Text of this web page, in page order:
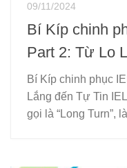
09/11/2024
Bí Kíp chinh
Part 2: Từ Lo
Bí Kíp chinh phục
Lắng đến Tự Tin
gọi là “Long Turn”,